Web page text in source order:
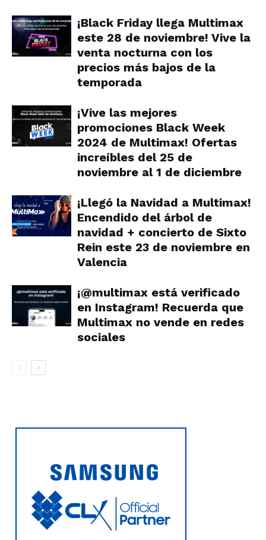
¡Black Friday llega Multimax
este 28 de noviembre! Vive la
venta nocturna con los
precios más bajos de la
temporada
¡Vive las mejores
promociones Black Week
2024 de Multimax! Ofertas
increíbles del 25 de
noviembre al 1 de diciembre
¡Llegó la Navidad a Multimax!
Encendido del árbol de
navidad + concierto de Sixto
Rein este 23 de noviembre en
Valencia
¡@multimax está verificado
en Instagram! Recuerda que
Multimax no vende en redes
sociales